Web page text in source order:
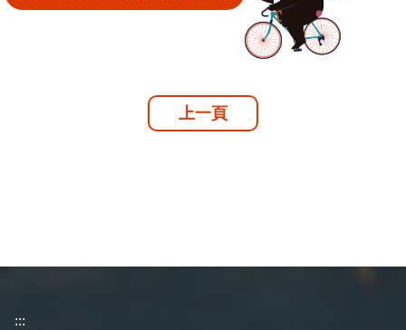
上一頁
:::